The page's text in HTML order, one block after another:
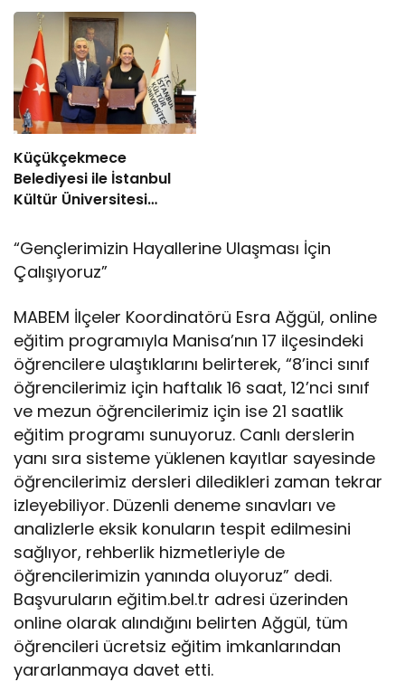
Küçükçekmece
Belediyesi ile İstanbul
Kültür Üniversitesi
Alanında İş Birliği
“Gençlerimizin Hayallerine Ulaşması İçin
Çalışıyoruz”
MABEM İlçeler Koordinatörü Esra Ağgül, online
eğitim programıyla Manisa’nın 17 ilçesindeki
öğrencilere ulaştıklarını belirterek, “8’inci sınıf
öğrencilerimiz için haftalık 16 saat, 12’nci sınıf
ve mezun öğrencilerimiz için ise 21 saatlik
eğitim programı sunuyoruz. Canlı derslerin
yanı sıra sisteme yüklenen kayıtlar sayesinde
öğrencilerimiz dersleri diledikleri zaman tekrar
izleyebiliyor. Düzenli deneme sınavları ve
analizlerle eksik konuların tespit edilmesini
sağlıyor, rehberlik hizmetleriyle de
öğrencilerimizin yanında oluyoruz” dedi.
Başvuruların eğitim.bel.tr adresi üzerinden
online olarak alındığını belirten Ağgül, tüm
öğrencileri ücretsiz eğitim imkanlarından
yararlanmaya davet etti.